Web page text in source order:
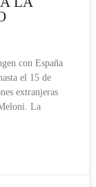
con España
el 15 de
extranjeras
La